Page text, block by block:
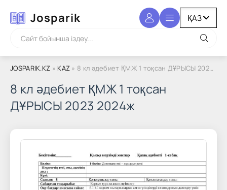
Josparik
JOSPARIK.KZ » KAZ » 8 кл әдебиет ҚМЖ 1 тоқсан ДҰРЫСЫ 2023 2024ж
8 кл әдебиет ҚМЖ 1 тоқсан
ДҰРЫСЫ 2023 2024ж